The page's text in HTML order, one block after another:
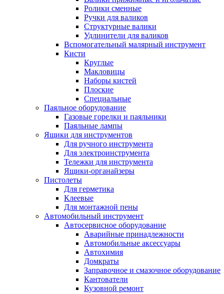
Ролики сменные
Ручки для валиков
Структурные валики
Удлинители для валиков
Вспомогательный малярный инструмент
Кисти
Круглые
Макловицы
Наборы кистей
Плоские
Специальные
Паяльное оборудование
Газовые горелки и паяльники
Паяльные лампы
Ящики для инструментов
Для ручного инструмента
Для электроинструмента
Тележки для инструмента
Ящики-органайзеры
Пистолеты
Для герметика
Клеевые
Для монтажной пены
Автомобильный инструмент
Автосервисное оборудование
Аварийные принадлежности
Автомобильные аксессуары
Автохимия
Домкраты
Заправочное и смазочное оборудование
Кантователи
Кузовной ремонт